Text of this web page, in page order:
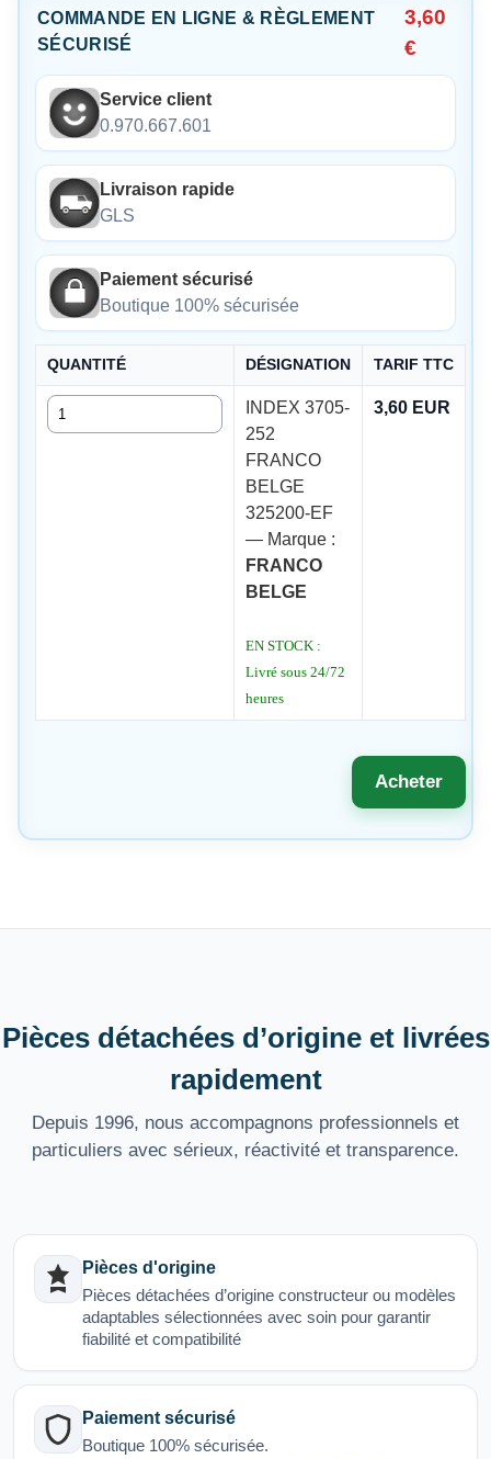
COMMANDE EN LIGNE & RÈGLEMENT
SÉCURISÉ
3,60
€
Service client
0.970.667.601
Livraison rapide
GLS
Paiement sécurisé
Boutique 100% sécurisée
QUANTITÉ DÉSIGNATION TARIF TTC
Quantité
INDEX 3705-
252
FRANCO
BELGE
325200-EF
— Marque :
FRANCO
BELGE
EN STOCK :
Livré sous 24/72
heures
3,60 EUR
Acheter
Pièces détachées d’origine et livrées
rapidement
Depuis 1996, nous accompagnons professionnels et
particuliers avec sérieux, réactivité et transparence.
Pièces d'origine
Pièces détachées d’origine constructeur ou modèles
adaptables sélectionnées avec soin pour garantir
fiabilité et compatibilité
Paiement sécurisé
Boutique 100% sécurisée.